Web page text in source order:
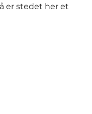
er stedet her et